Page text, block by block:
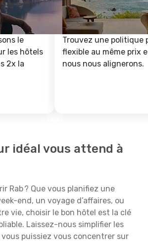
le
les hôtels
2x la
Trouvez une politique
flexible au même prix
nous nous alignerons.
idéal vous attend à
Rab ? Que vous planifiez une
end, un voyage d’affaires, ou
vie, choisir le bon hôtel est la clé
Laissez-nous simplifier les
puissiez vous concentrer sur